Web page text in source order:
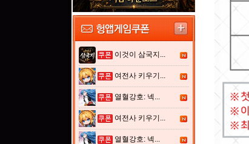
이것이 삼국지...
여전사 키우기...
열혈강호: 넥...
여전사 키우기...
열혈강호: 넥...